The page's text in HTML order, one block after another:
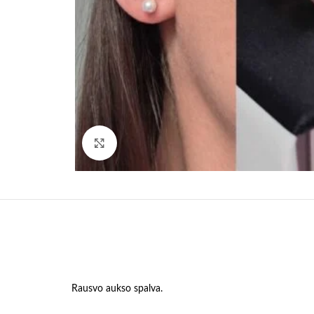
Paspauskite, kad padidinti
Rausvo aukso spalva.